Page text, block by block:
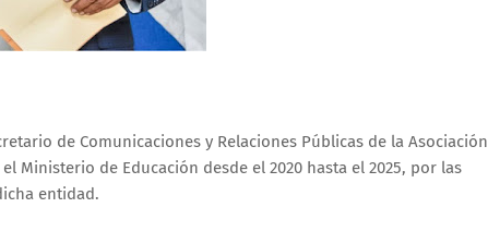
de Comunicaciones y Relaciones Públicas de la Asociación
Ministerio de Educación desde el 2020 hasta el 2025, por las
entidad.